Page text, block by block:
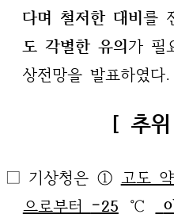
다며 철저한 대비를
도 각별한 유의가 필
상전망을 발표하였다.
[ 추
□ 기상청은 ① 고도
으로부터 –25 ℃